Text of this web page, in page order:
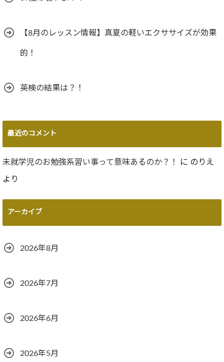
【8月のレッスン情報】真夏の軽いエクササイズが効果
的！
英検の結果は？！
最近のコメント
未就学児のお勉強系習い事って意味あるのか？！ に のりえ
より
アーカイブ
2026年8月
2026年7月
2026年6月
2026年5月